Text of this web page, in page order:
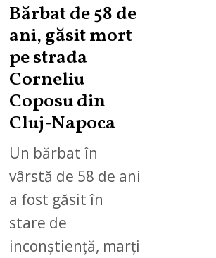
Bărbat de 58 de
ani, găsit mort
pe strada
Corneliu
Coposu din
Cluj-Napoca
Un bărbat în
vârstă de 58 de ani
a fost găsit în
stare de
inconștiență, marți